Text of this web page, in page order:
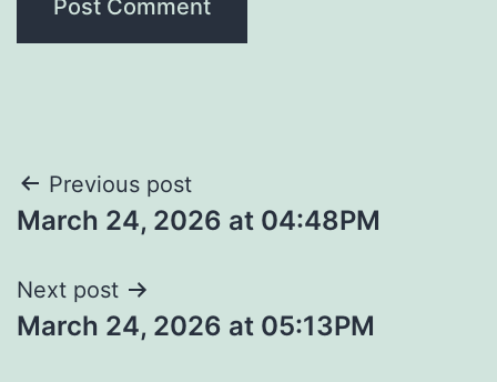
Post
navigation
Previous post
March 24, 2026 at 04:48PM
Next post
March 24, 2026 at 05:13PM